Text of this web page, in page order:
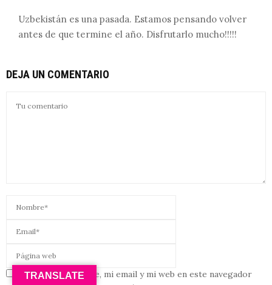
Uzbekistán es una pasada. Estamos pensando volver
antes de que termine el año. Disfrutarlo mucho!!!!!
DEJA UN COMENTARIO
Guardar mi nombre, mi email y mi web en este navegador
TRANSLATE